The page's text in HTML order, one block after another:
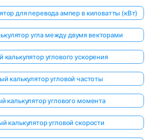
для перевода ампер в киловатты (кВт)
угла между двумя векторами
калькулятор углового ускорения
калькулятор угловой частоты
калькулятор углового момента
калькулятор угловой скорости